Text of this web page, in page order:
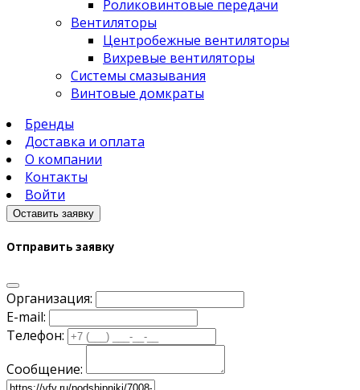
Роликовинтовые передачи
Вентиляторы
Центробежные вентиляторы
Вихревые вентиляторы
Системы смазывания
Винтовые домкраты
Бренды
Доставка и оплата
О компании
Контакты
Войти
Оставить заявку
Отправить заявку
Организация:
E-mail:
Телефон:
Сообщение: